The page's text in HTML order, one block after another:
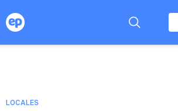
LOCALES